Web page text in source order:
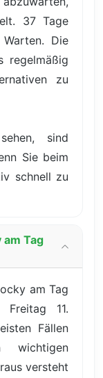
37 Tage
Die
regelmäßig
zu
sind
Sie beim
schnell zu
am Tag
am Tag
11.
Fällen
wichtigen
versteht